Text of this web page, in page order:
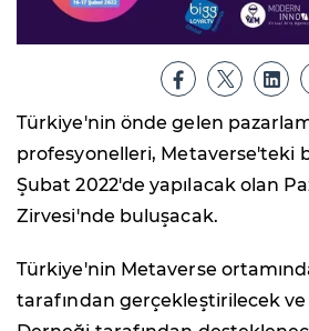
Türkiye'nin önde gelen
profesyonelleri, Metaverse'teki
Şubat 2022'de yapılacak olan
Zirvesi'nde buluşacak.
Türkiye'nin Metaverse
tarafından gerçekleştirilecek ve